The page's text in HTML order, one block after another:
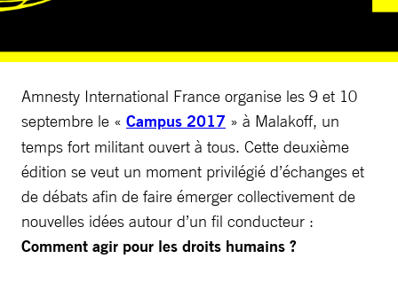
Amnesty International France organise les 9 et 10
septembre le « Campus 2017 » à Malakoff, un
temps fort militant ouvert à tous. Cette deuxième
édition se veut un moment privilégié d’échanges et
de débats afin de faire émerger collectivement de
nouvelles idées autour d’un fil conducteur :
Comment agir pour les droits humains ?